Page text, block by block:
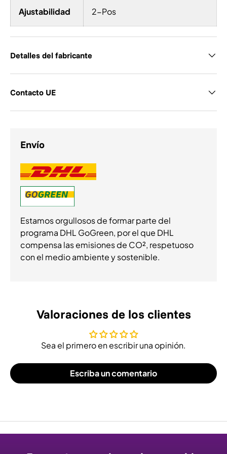
Ajustabilidad 2-Pos
Detalles del fabricante
Contacto UE
Envío
Estamos orgullosos de formar parte del
programa DHL GoGreen, por el que DHL
compensa las emisiones de CO², respetuoso
con el medio ambiente y sostenible.
Valoraciones de los clientes
Sea el primero en escribir una opinión.
Escriba un comentario